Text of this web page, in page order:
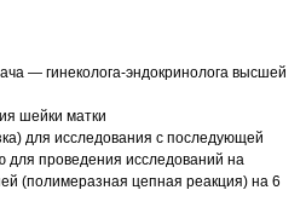
— гинеколога-эндокринолога высшей
шейки матки
для исследования с последующей
для проведения исследований на
(полимеразная цепная реакция) на 6